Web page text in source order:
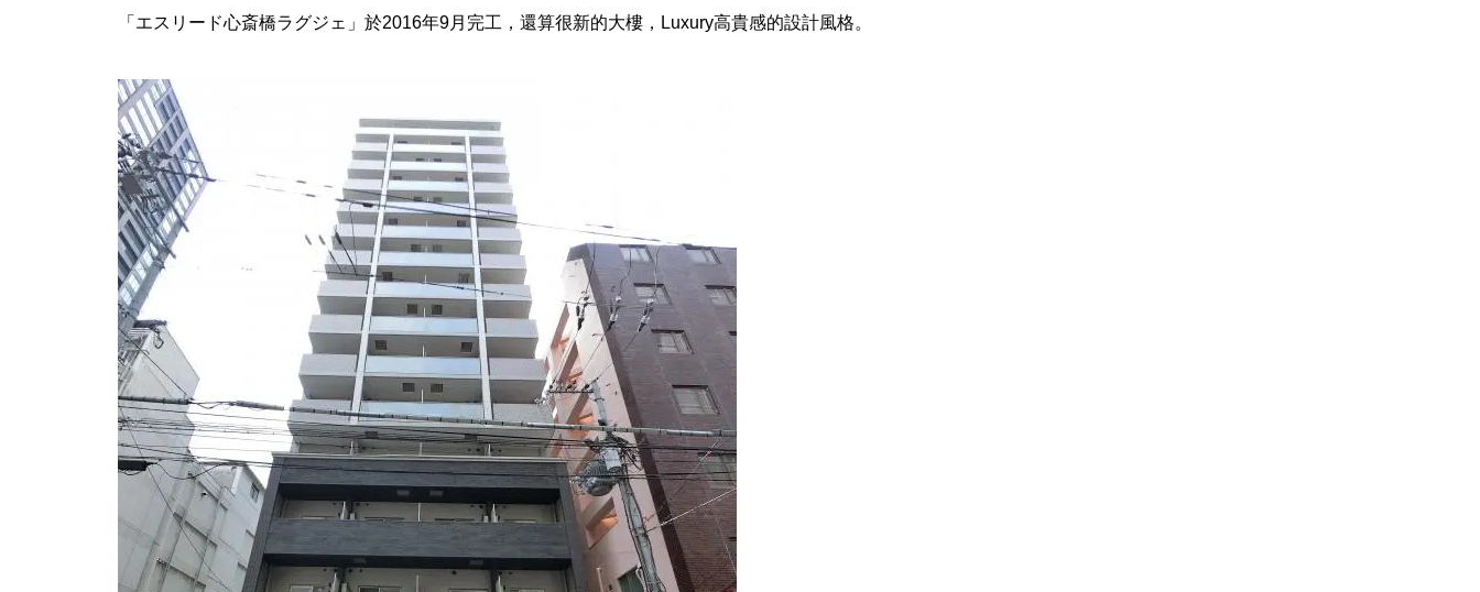
品展 – 台北特別展售會
「エスリード心斎橋ラグジェ」於2016年9月完工，還算很新的大樓，Luxury高貴感的設計風格。